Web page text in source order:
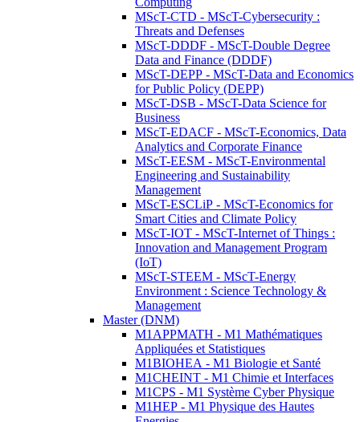
MScT-CTD - MScT-Cybersecurity :
Threats and Defenses
MScT-DDDF - MScT-Double Degree
Data and Finance (DDDF)
MScT-DEPP - MScT-Data and Economics
for Public Policy (DEPP)
MScT-DSB - MScT-Data Science for
Business
MScT-EDACF - MScT-Economics, Data
Analytics and Corporate Finance
MScT-EESM - MScT-Environmental
Engineering and Sustainability
Management
MScT-ESCLiP - MScT-Economics for
Smart Cities and Climate Policy
MScT-IOT - MScT-Internet of Things :
Innovation and Management Program
(IoT)
MScT-STEEM - MScT-Energy
Environment : Science Technology &
Management
Master (DNM)
M1APPMATH - M1 Mathématiques
Appliquées et Statistiques
M1BIOHEA - M1 Biologie et Santé
M1CHEINT - M1 Chimie et Interfaces
M1CPS - M1 Système Cyber Physique
M1HEP - M1 Physique des Hautes